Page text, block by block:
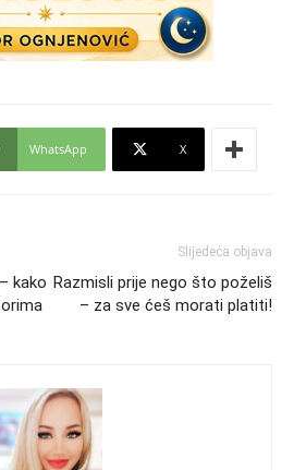
WhatsApp X
kako
Slijedeća objava
Razmisli prije nego što poželiš
– za sve ćeš morati platiti!